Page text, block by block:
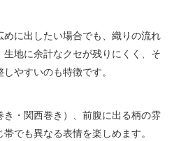
に出したい場合でも、織りの流れ
地に余計なクセが残りにくく、そ
やすいのも特徴です。
・関西巻き）、前腹に出る柄の雰
でも異なる表情を楽しめます。